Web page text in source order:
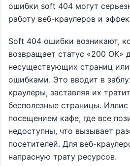
ошибки soft 404 могут
работу веб-краулеров и
Soft 404 ошибки возникают,
возвращает статус «200 OK»
несуществующих страниц
ошибками. Это вводит в
краулеры, заставляя их
бесполезные страницы. Иллис
посещением кафе, где все
недоступны, что вызывает
посетителей. Для веб-
напрасную трату ресурсов.